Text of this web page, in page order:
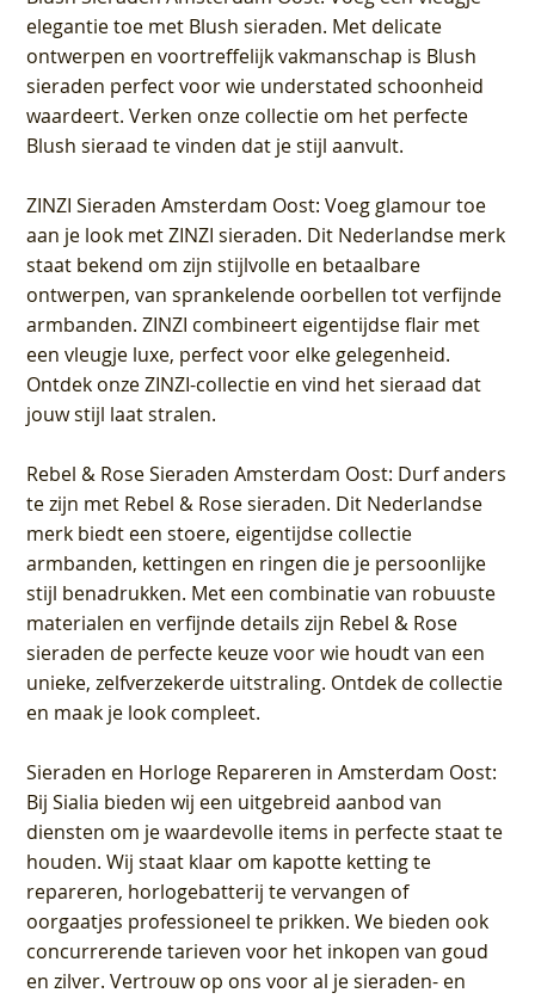
elegantie toe met Blush sieraden. Met delicate
ontwerpen en voortreffelijk vakmanschap is Blush
sieraden perfect voor wie understated schoonheid
waardeert. Verken onze collectie om het perfecte
Blush sieraad te vinden dat je stijl aanvult.
ZINZI Sieraden Amsterdam Oost: Voeg glamour toe
aan je look met ZINZI sieraden. Dit Nederlandse merk
staat bekend om zijn stijlvolle en betaalbare
ontwerpen, van sprankelende oorbellen tot verfijnde
armbanden. ZINZI combineert eigentijdse flair met
een vleugje luxe, perfect voor elke gelegenheid.
Ontdek onze ZINZI-collectie en vind het sieraad dat
jouw stijl laat stralen.
Rebel & Rose Sieraden Amsterdam Oost: Durf anders
te zijn met Rebel & Rose sieraden. Dit Nederlandse
merk biedt een stoere, eigentijdse collectie
armbanden, kettingen en ringen die je persoonlijke
stijl benadrukken. Met een combinatie van robuuste
materialen en verfijnde details zijn Rebel & Rose
sieraden de perfecte keuze voor wie houdt van een
unieke, zelfverzekerde uitstraling. Ontdek de collectie
en maak je look compleet.
Sieraden en Horloge Repareren in Amsterdam Oost:
Bij Sialia bieden wij een uitgebreid aanbod van
diensten om je waardevolle items in perfecte staat te
houden. Wij staat klaar om kapotte ketting te
repareren, horlogebatterij te vervangen of
oorgaatjes professioneel te prikken. We bieden ook
concurrerende tarieven voor het inkopen van goud
en zilver. Vertrouw op ons voor al je sieraden- en